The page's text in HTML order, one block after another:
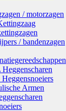
/ motorzagen
/ bandenzagen
Armen